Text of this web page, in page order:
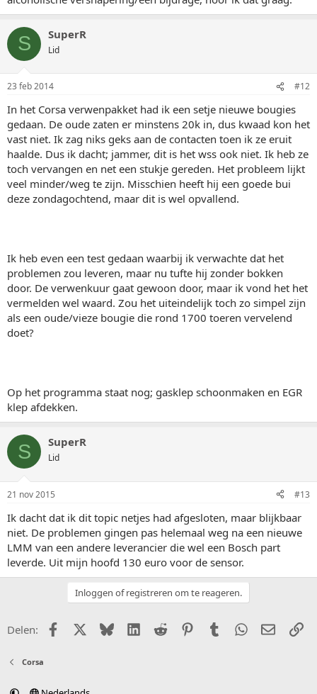
S SuperR
Lid
23 feb 2014 #12
In het Corsa verwenpakket had ik een setje nieuwe bougies
gedaan. De oude zaten er minstens 20k in, dus kwaad kon het
vast niet. Ik zag niks geks aan de contacten toen ik ze eruit
haalde. Dus ik dacht; jammer, dit is het wss ook niet. Ik heb ze
toch vervangen en net een stukje gereden. Het probleem lijkt
veel minder/weg te zijn. Misschien heeft hij een goede bui
deze zondagochtend, maar dit is wel opvallend.
Ik heb even een test gedaan waarbij ik verwachte dat het
problemen zou leveren, maar nu tufte hij zonder bokken
door. De verwenkuur gaat gewoon door, maar ik vond het het
vermelden wel waard. Zou het uiteindelijk toch zo simpel zijn
als een oude/vieze bougie die rond 1700 toeren vervelend
doet?
Op het programma staat nog; gasklep schoonmaken en EGR
klep afdekken.
S SuperR
Lid
21 nov 2015 #13
Ik dacht dat ik dit topic netjes had afgesloten, maar blijkbaar
niet. De problemen gingen pas helemaal weg na een nieuwe
LMM van een andere leverancier die wel een Bosch part
leverde. Uit mijn hoofd 130 euro voor de sensor.
Inloggen of registreren om te reageren.
Delen: FacebookX (Twitter)
BlueskyLinkedIn
Reddit PinterestTumblr WhatsApp
E-mail
Corsa